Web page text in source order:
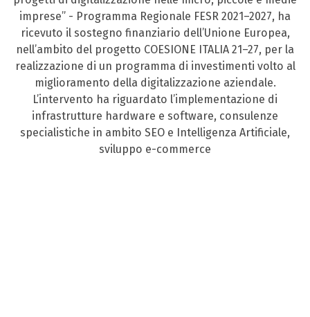
imprese” - Programma Regionale FESR 2021–2027, ha
ricevuto il sostegno finanziario dell’Unione Europea,
nell’ambito del progetto COESIONE ITALIA 21–27, per la
realizzazione di un programma di investimenti volto al
miglioramento della digitalizzazione aziendale.
L’intervento ha riguardato l’implementazione di
infrastrutture hardware e software, consulenze
specialistiche in ambito SEO e Intelligenza Artificiale,
sviluppo e-commerce